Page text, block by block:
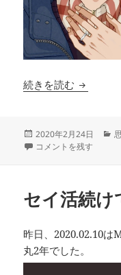
続きを読む 高知は美
投
稿
2020年2月24日
カ
高知は美味しい に
コメントを残す
セイ活続け
昨日、2020.02.10は
丸2年でした。